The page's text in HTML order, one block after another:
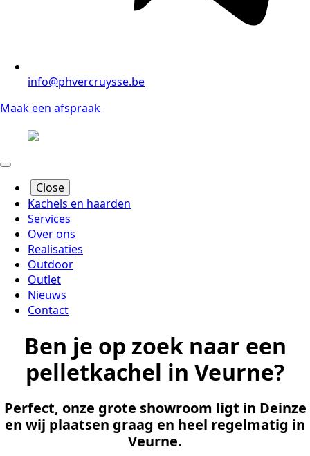
info@phvercruysse.be
Maak een afspraak
Close
Kachels en haarden
Services
Over ons
Realisaties
Outdoor
Outlet
Nieuws
Contact
Ben je op zoek naar een
pelletkachel in Veurne?
Perfect, onze grote showroom ligt in Deinze
en wij plaatsen graag en heel regelmatig in
Veurne.